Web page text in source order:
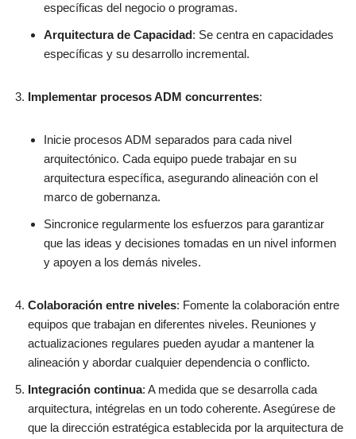
específicas del negocio o programas.
Arquitectura de Capacidad: Se centra en capacidades
específicas y su desarrollo incremental.
Implementar procesos ADM concurrentes:
Inicie procesos ADM separados para cada nivel
arquitectónico. Cada equipo puede trabajar en su
arquitectura específica, asegurando alineación con el
marco de gobernanza.
Sincronice regularmente los esfuerzos para garantizar
que las ideas y decisiones tomadas en un nivel informen
y apoyen a los demás niveles.
Colaboración entre niveles: Fomente la colaboración entre
equipos que trabajan en diferentes niveles. Reuniones y
actualizaciones regulares pueden ayudar a mantener la
alineación y abordar cualquier dependencia o conflicto.
Integración continua: A medida que se desarrolla cada
arquitectura, intégrelas en un todo coherente. Asegúrese de
que la dirección estratégica establecida por la arquitectura de